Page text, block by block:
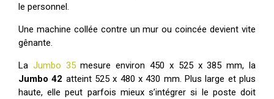
le personnel.
Une machine collée contre un mur ou coincée devient vite
gênante.
La Jumbo 35mesure environ 450 x 525 x 385 mm, la
Jumbo 42 atteint 525 x 480 x 430 mm. Plus large et plus
haute, elle peut parfois mieux s’intégrer si le poste doit